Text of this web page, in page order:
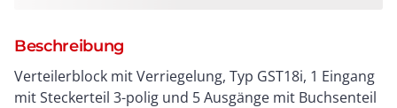
Beschreibung
Verteilerblock mit Verriegelung, Typ GST18i, 1 Eingang
mit Steckerteil 3-polig und 5 Ausgänge mit Buchsenteil